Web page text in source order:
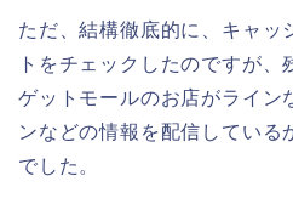
ただ、結構徹底的に、キャッ
トをチェックしたのですが、
ゲットモールのお店がライン
ンなどの情報を配信している
でした。